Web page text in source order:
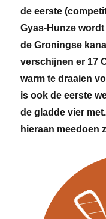
de eerste
Gyas-Hunze
de Groningse
verschijnen er 17
warm te draaien
is ook de eerste
de gladde vier
hieraan meedoen